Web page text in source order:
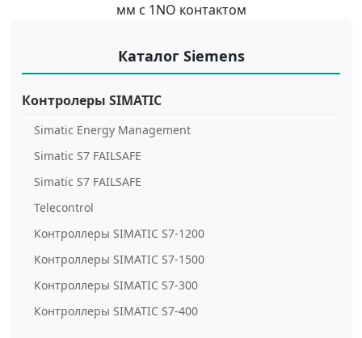
мм с 1NO контактом
Каталог Siemens
Контролеры SIMATIC
Simatic Energy Management
Simatic S7 FAILSAFE
Simatic S7 FAILSAFE
Telecontrol
Контроллеры SIMATIC S7-1200
Контроллеры SIMATIC S7-1500
Контроллеры SIMATIC S7-300
Контроллеры SIMATIC S7-400